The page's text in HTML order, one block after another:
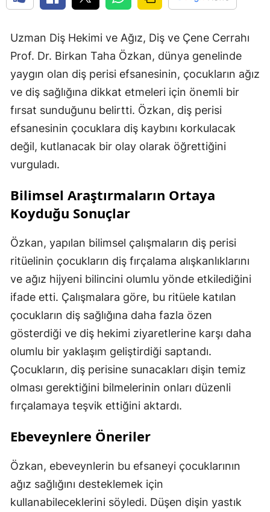
Uzman Diş Hekimi ve Ağız, Diş ve Çene Cerrahı
Prof. Dr. Birkan Taha Özkan, dünya genelinde
yaygın olan diş perisi efsanesinin, çocukların ağız
ve diş sağlığına dikkat etmeleri için önemli bir
fırsat sunduğunu belirtti. Özkan, diş perisi
efsanesinin çocuklara diş kaybını korkulacak
değil, kutlanacak bir olay olarak öğrettiğini
vurguladı.
Bilimsel Araştırmaların Ortaya
Koyduğu Sonuçlar
Özkan, yapılan bilimsel çalışmaların diş perisi
ritüelinin çocukların diş fırçalama alışkanlıklarını
ve ağız hijyeni bilincini olumlu yönde etkilediğini
ifade etti. Çalışmalara göre, bu ritüele katılan
çocukların diş sağlığına daha fazla özen
gösterdiği ve diş hekimi ziyaretlerine karşı daha
olumlu bir yaklaşım geliştirdiği saptandı.
Çocukların, diş perisine sunacakları dişin temiz
olması gerektiğini bilmelerinin onları düzenli
fırçalamaya teşvik ettiğini aktardı.
Ebeveynlere Öneriler
Özkan, ebeveynlerin bu efsaneyi çocuklarının
ağız sağlığını desteklemek için
kullanabileceklerini söyledi. Düşen dişin yastık